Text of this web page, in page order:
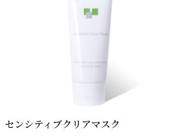
センシティブクリアマスク